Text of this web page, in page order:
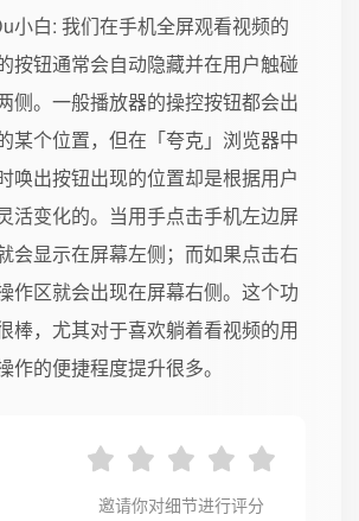
小白: 我们在手机全屏观看视频的
按钮通常会自动隐藏并在用户触碰
侧。一般播放器的操控按钮都会出
某个位置，但在「夸克」浏览器中
唤出按钮出现的位置却是根据用户
活变化的。当用手点击手机左边屏
会显示在屏幕左侧；而如果点击右
作区就会出现在屏幕右侧。这个功
棒，尤其对于喜欢躺着看视频的用
作的便捷程度提升很多。
邀请你对细节进行评分